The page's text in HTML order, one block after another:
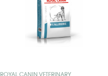
ROYAL CANIN VETERINARY